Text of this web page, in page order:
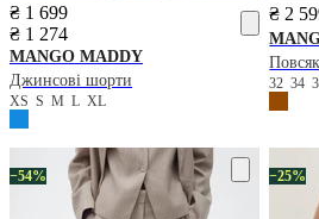
₴ 1 699
₴ 1 274
MANGO MADDY
Джинсові шорти
XS S M L XL
₴ 2
3234
−54% −25%